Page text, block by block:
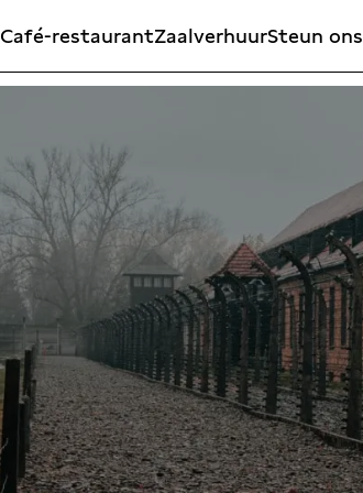
Café-restaurantZaalverhuurSteun ons